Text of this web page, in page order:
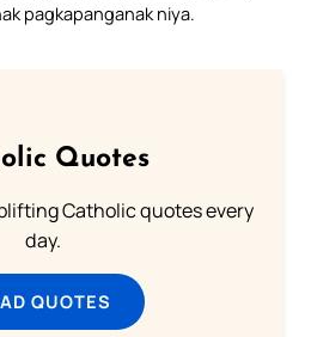
pagkapanganak niya.
Quotes
Catholic quotes every
day.
QUOTES